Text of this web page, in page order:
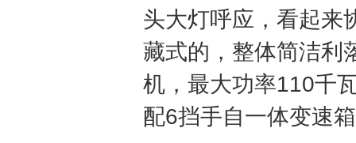
头大灯呼应，看起来
藏式的，整体简洁利
机，最大功率110千
配6挡手自一体变速